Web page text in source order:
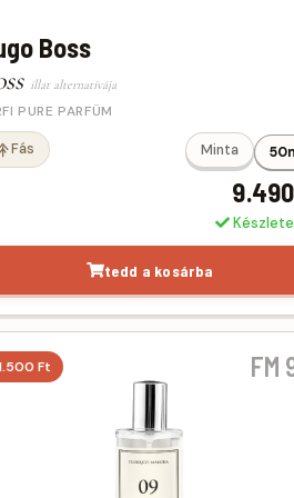
Boss
illat alternatívája
PURE PARFÜM
Fás Minta
tedd a kosárba
Ft FM